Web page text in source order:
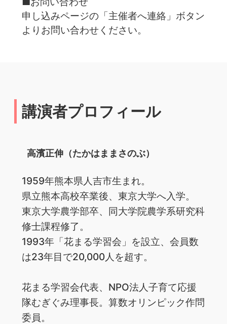
申し込みページの「主催者へ連絡」ボタン
よりお問い合わせください。
講演者プロフィール
高濱正伸（たかはままさのぶ）
1959年熊本県人吉市生まれ。
県立熊本高校卒業後、東京大学へ入学。
東京大学農学部卒、同大学院農学系研究科
修士課程修了。
1993年「花まる学習会」を設立、会員数
は23年目で20,000人を超す。
花まる学習会代表、NPO法人子育て応援
隊むぎぐみ理事長。算数オリンピック作問
委員。